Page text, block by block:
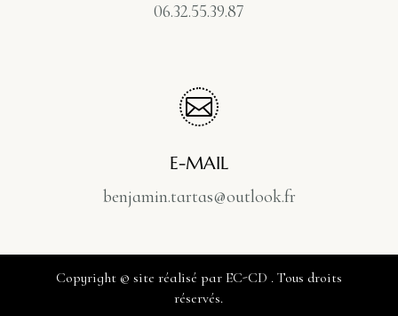
06.32.55.39.87

E-MAIL
benjamin.tartas@outlook.fr
Copyright © site réalisé par EC-CD . Tous droits
réservés.